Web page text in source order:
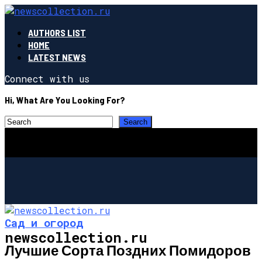
AUTHORS LIST
HOME
LATEST NEWS
Connect with us
Hi, What Are You Looking For?
newscollection.ru
Сад и огород
Лучшие Сорта Поздних Помидоров